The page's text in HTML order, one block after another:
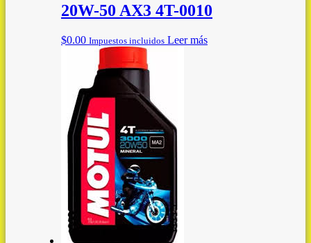
20W-50 AX3 4T-0010
$0.00 Impuestos incluidos Leer más